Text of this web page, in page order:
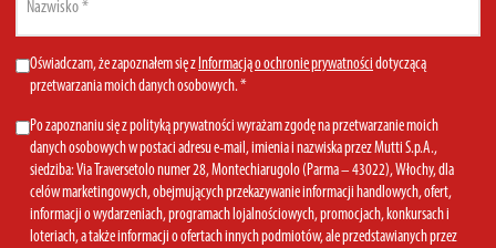
name
(Required)
Privacy
Policy
Oświadczam, że zapoznałem się z Informacją o ochronie prywatności dotyczącą
przetwarzania moich danych osobowych. *
Marketing
Consent
Po zapoznaniu się z polityką prywatności wyrażam zgodę na przetwarzanie moich
danych osobowych w postaci adresu e-mail, imienia i nazwiska przez Mutti S.p.A.,
siedziba: Via Traversetolo numer 28, Montechiarugolo (Parma – 43022), Włochy, dla
celów marketingowych, obejmujących przekazywanie informacji handlowych, ofert,
informacji o wydarzeniach, programach lojalnościowych, promocjach, konkursach i
loteriach, a także informacji o ofertach innych podmiotów, ale przedstawianych przez